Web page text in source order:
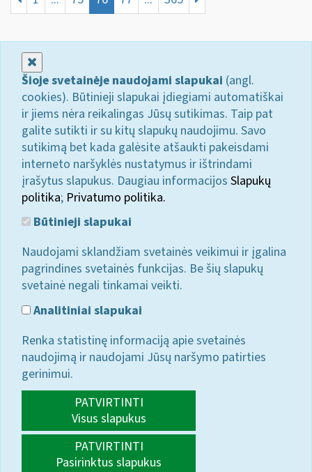
Šioje svetainėje naudojami slapukai (angl.
cookies). Būtinieji slapukai įdiegiami automatiškai
ir jiems nėra reikalingas Jūsų sutikimas. Taip pat
galite sutikti ir su kitų slapukų naudojimu. Savo
sutikimą bet kada galėsite atšaukti pakeisdami
interneto naršyklės nustatymus ir ištrindami
įrašytus slapukus. Daugiau informacijos Slapukų
politika; Privatumo politika.
Būtinieji slapukai
Naudojami sklandžiam svetainės veikimui ir įgalina
pagrindines svetainės funkcijas. Be šių slapukų
svetainė negali tinkamai veikti.
Analitiniai slapukai
Renka statistinę informaciją apie svetainės
naudojimą ir naudojami Jūsų naršymo patirties
gerinimui.
PATVIRTINTI
Visus slapukus
PATVIRTINTI
Pasirinktus slapukus